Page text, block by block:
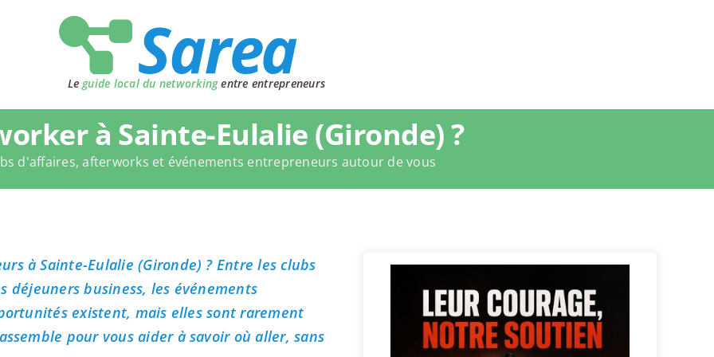
Le guide local du networkingentre entrepreneurs
à Sainte-Eulalie (Gironde) ?
d'affaires, afterworks et événements entrepreneurs autour de vous
à Sainte-Eulalie (Gironde) ? Entre les clubs
déjeuners business, les événements
existent, mais elles sont rarement
pour vous aider à savoir où aller, sans